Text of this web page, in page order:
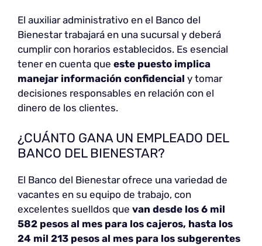
El auxiliar administrativo en el Banco del
Bienestar trabajará en una sucursal y deberá
cumplir con horarios establecidos. Es esencial
tener en cuenta que este puesto implica
manejar información confidencial y tomar
decisiones responsables en relación con el
dinero de los clientes.
¿CUÁNTO GANA UN EMPLEADO DEL
BANCO DEL BIENESTAR?
El Banco del Bienestar ofrece una variedad de
vacantes en su equipo de trabajo, con
excelentes suelldos que van desde los 6 mil
582 pesos al mes para los cajeros, hasta los
24 mil 213 pesos al mes para los subgerentes